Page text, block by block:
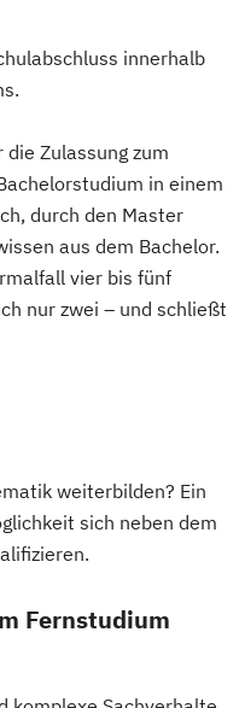
und
und
europäischen
und
innen
innerhalb
Zulassung zum
in einem
durch den Master
aus dem Bachelor.
vier bis fünf
nur zwei – und schließt
weiterbilden? Ein
sich neben dem
Fernstudium